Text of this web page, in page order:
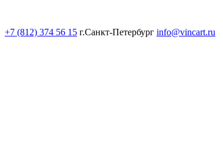
+7 (812) 374 56 15 г.Санкт-Петербург info@vincart.ru